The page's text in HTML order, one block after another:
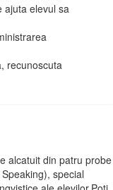
ajuta elevul sa
recunoscuta
alcatuit din patru probe
special